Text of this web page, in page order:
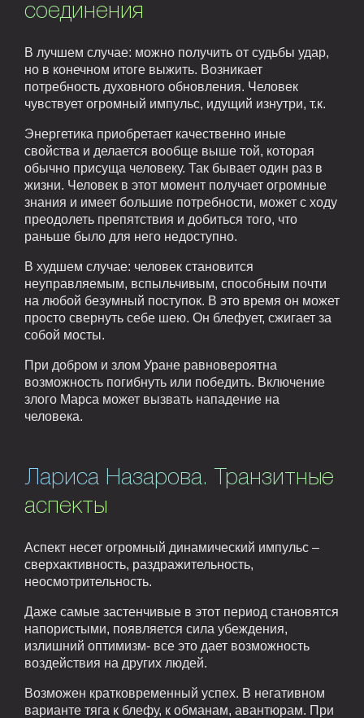
соединения
В лучшем случае: можно получить от судьбы удар,
но в конечном итоге выжить. Возникает
потребность духовного обновления. Человек
чувствует огромный импульс, идущий изнутри, т.к.
Энергетика приобретает качественно иные
свойства и делается вообще выше той, которая
обычно присуща человеку. Так бывает один раз в
жизни. Человек в этот момент получает огромные
знания и имеет большие потребности, может с ходу
преодолеть препятствия и добиться того, что
раньше было для него недоступно.
В худшем случае: человек становится
неуправляемым, вспыльчивым, способным почти
на любой безумный поступок. В это время он может
просто свернуть себе шею. Он блефует, сжигает за
собой мосты.
При добром и злом Уране равновероятна
возможность погибнуть или победить. Включение
злого Марса может вызвать нападение на
человека.
Лариса Назарова. Транзитные
аспекты
Аспект несет огромный динамический импульс –
сверхактивность, раздражительность,
неосмотрительность.
Даже самые застенчивые в этот период становятся
напористыми, появляется сила убеждения,
излишний оптимизм- все это дает возможность
воздействия на других людей.
Возможен кратковременный успех. В негативном
варианте тяга к блефу, к обманам, авантюрам. При